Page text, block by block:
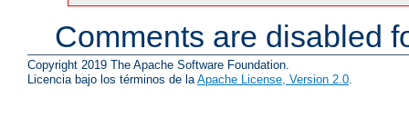
Comments are disabled
Copyright 2019 The Apache Software Foundation.
Licencia bajo los términos de la Apache License, Version 2.0